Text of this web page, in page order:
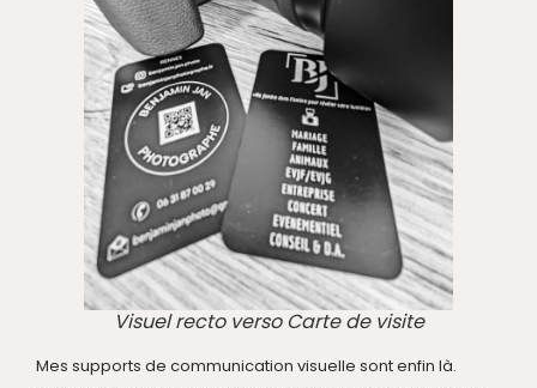
Visuel recto verso Carte de visite
Mes supports de communication visuelle sont enfin là.